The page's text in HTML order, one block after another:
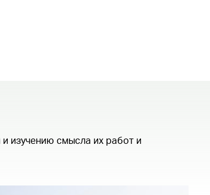
изучению смысла их работ и